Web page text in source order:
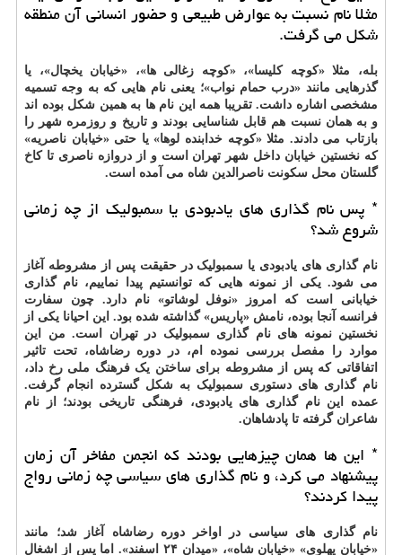
مثلا نام نسبت به عوارض طبیعی و حضور انسانی آن منطقه
شکل می گرفت.
بله، مثلا «کوچه کلیسا»، «کوچه زغالی ها»، «خیابان یخچال»، یا
گذرهایی مانند «درب حمام نواب»؛ یعنی نام هایی که به وجه تسمیه
مشخصی اشاره داشت. تقریبا همه این نام ها به همین شکل بوده اند
و به همان نسبت هم قابل شناسایی بودند و تاریخ و روزمره شهر را
بازتاب می دادند. مثلا «کوچه خدابنده لوها» یا حتی «خیابان ناصریه»
که نخستین خیابان داخل شهر تهران است و از دروازه ناصری تا کاخ
گلستان محل سکونت ناصرالدین شاه می آمده است.
* پس نام گذاری های یادبودی یا سمبولیک از چه زمانی
شروع شد؟
نام گذاری های یادبودی یا سمبولیک در حقیقت پس از مشروطه آغاز
می شود. یکی از نمونه هایی که توانستیم پیدا نماییم، نام گذاری
خیابانی است که امروز «نوفل لوشاتو» نام دارد. چون سفارت
فرانسه آنجا بوده، نامش «پاریس» گذاشته شده بود. این احیانا یکی از
نخستین نمونه های نام گذاری سمبولیک در تهران است. من این
موارد را مفصل بررسی نموده ام، در دوره رضاشاه، تحت تاثیر
اتفاقاتی که پس از مشروطه برای ساختن یک فرهنگ ملی رخ داد،
نام گذاری های دستوری سمبولیک به شکل گسترده انجام گرفت.
عمده این نام گذاری های یادبودی، فرهنگی تاریخی بودند؛ از نام
شاعران گرفته تا پادشاهان.
* این ها همان چیزهایی بودند که انجمن مفاخر آن زمان
پیشنهاد می کرد، و نام گذاری های سیاسی چه زمانی رواج
پیدا کردند؟
نام گذاری های سیاسی در اواخر دوره رضاشاه آغاز شد؛ مانند
«خیابان پهلوی» «خیابان شاه»، «میدان ۲۴ اسفند». اما پس از اشغال